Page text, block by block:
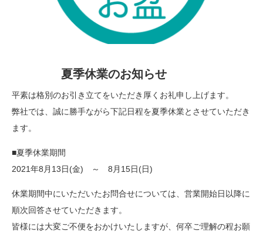
夏季休業のお知らせ
平素は格別のお引き立てをいただき厚くお礼申し上げます。
弊社では、誠に勝手ながら下記日程を夏季休業とさせていただき
ます。
■夏季休業期間
2021年8月13日(金) ～ 8月15日(日)
休業期間中にいただいたお問合せについては、営業開始日以降に
順次回答させていただきます。
皆様には大変ご不便をおかけいたしますが、何卒ご理解の程お願